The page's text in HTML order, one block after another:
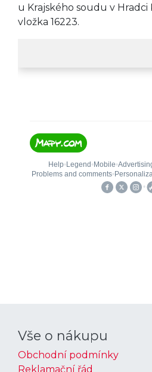
u Krajského soudu v Hradci
vložka 16223.
Vše o nákupu
Obchodní podmínky
Reklamační řád